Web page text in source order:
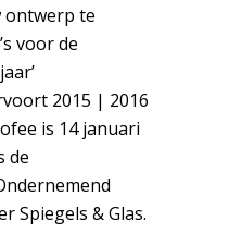
ontwerp te
voor de
2015 | 2016
is 14 januari
de
Spiegels & Glas.